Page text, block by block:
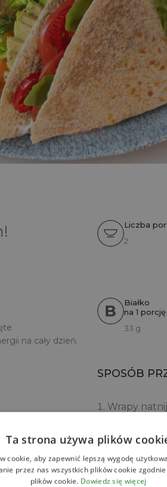
na cały dzień.
Liczba
2
Białko
na 1 porcję
33 g
SPOSÓB
Wrapy
Każdy wrap
Awokado
nie
Ta strona używa plików
cookie, aby zapewnić lepszą wygodę
przez nas wszystkich plików cookie
plików cookie. Dowiedz się więcej